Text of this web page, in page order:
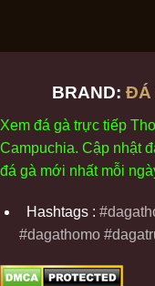
BRAND: ĐÁ
Xem đá gà trực tiếp
Campuchia. Cập nhậtđ
đá gà mới nhất mỗi ng
Hashtags :
#dagathomo